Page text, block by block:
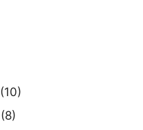
(10)
(8)